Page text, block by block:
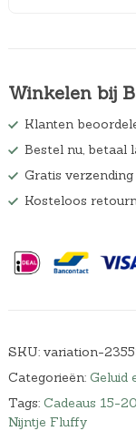
Winkelen bij
Klanten
Bestel nu, betaal
Gratis
Kosteloos
SKU: variation-
Categorieën: Geluid
Tags: Cadeaus 15-
Nijntje Fluffy